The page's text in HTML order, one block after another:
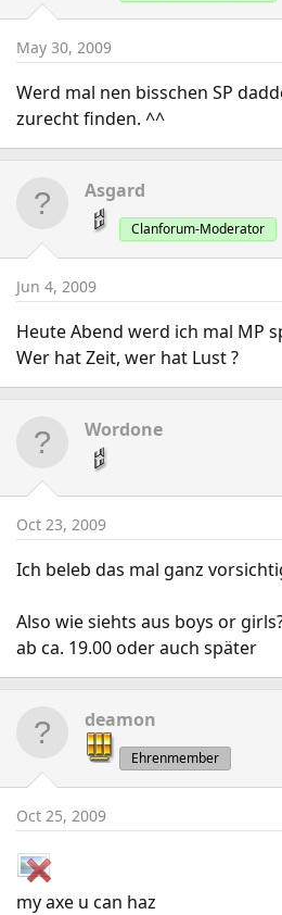
May 30, 2009
Werd mal nen bisschen SP
zurecht finden. ^^
Asgard
Clanforum-Moderator
Jun 4, 2009
Heute Abend werd ich mal MP
Wer hat Zeit, wer hat Lust ?
Wordone
Oct 23, 2009
Ich beleb das mal ganz
Also wie siehts aus boys or
ab ca. 19.00 oder auch später
deamon
Ehrenmember
Oct 25, 2009
my axe u can haz